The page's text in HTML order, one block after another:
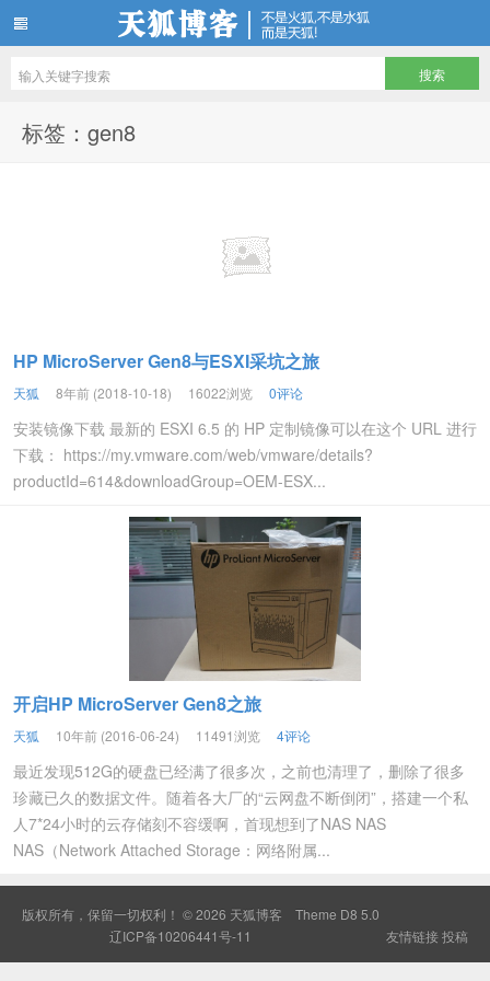
标签：gen8
HP MicroServer Gen8与ESXI采坑之旅
天狐 8年前 (2018-10-18) 16022浏览 0评论
安装镜像下载 最新的 ESXI 6.5 的 HP 定制镜像可以在这个 URL 进行
下载： https://my.vmware.com/web/vmware/details?
productId=614&downloadGroup=OEM-ESX...
开启HP MicroServer Gen8之旅
天狐 10年前 (2016-06-24) 11491浏览 4评论
最近发现512G的硬盘已经满了很多次，之前也清理了，删除了很多
珍藏已久的数据文件。随着各大厂的“云网盘不断倒闭”，搭建一个私
人7*24小时的云存储刻不容缓啊，首现想到了NAS NAS
NAS（Network Attached Storage：网络附属...
版权所有，保留一切权利！ © 2026 天狐博客 Theme D8 5.0
辽ICP备10206441号-11
友情链接投稿